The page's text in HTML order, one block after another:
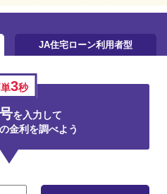
JA住宅ローン利用者型
3秒
を入力して
金利を調べよう